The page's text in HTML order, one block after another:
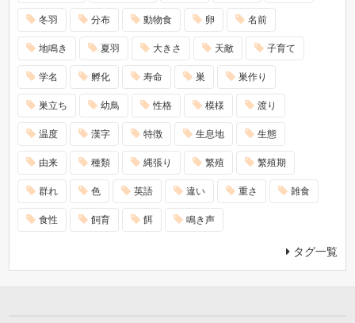
冬羽 分布 動物食 卵 名前
地鳴き 夏羽 大きさ 天敵 子育て
学名 孵化 寿命 巣 巣作り
巣立ち 幼鳥 性格 模様 渡り
温度 漢字 特徴 生息地 生態
由来 種類 縄張り 繁殖 繁殖期
群れ 色 英語 違い 重さ 雑食
食性 飼育 餌 鳴き声
タグ一覧